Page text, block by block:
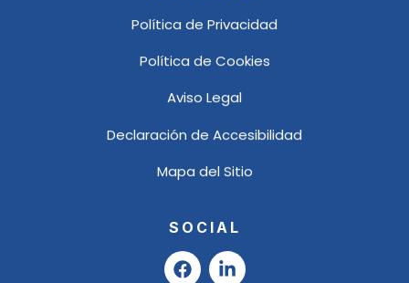
Política de Privacidad
Política de Cookies
Aviso Legal
Declaración de Accesibilidad
Mapa del Sitio
SOCIAL
F
a
L
i